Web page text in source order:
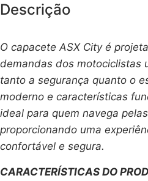
Descrição
O capacete ASX City é
demandas dos motociclistas
tanto a segurança quanto o
moderno e características
ideal para quem navega
proporcionando uma
confortável e segura.
CARACTERÍSTICAS DO